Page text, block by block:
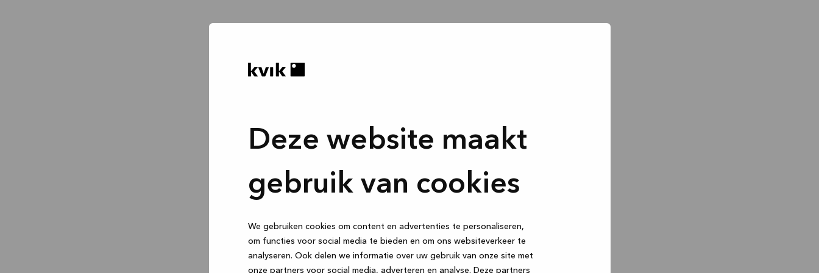
Deze website maakt
gebruik van cookies
We gebruiken cookies om content en advertenties te personaliseren,
om functies voor social media te bieden en om ons websiteverkeer te
analyseren. Ook delen we informatie over uw gebruik van onze site met
onze partners voor social media, adverteren en analyse. Deze partners